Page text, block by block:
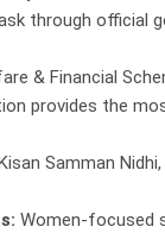
through official
& Financial
provides the
Samman
Women-focused